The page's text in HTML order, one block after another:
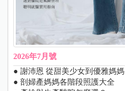
2026年7月號
● 謝沛恩 從甜美少女到優雅媽媽
● 剖婦產媽媽各階段照護大全